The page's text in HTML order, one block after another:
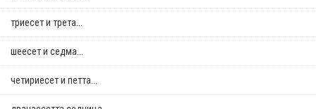
триесет и трета...
шеесет и седма...
четириесет и петта...